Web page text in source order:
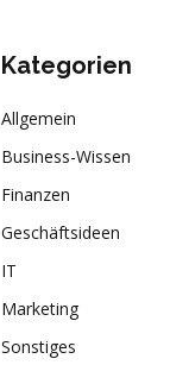
Kategorien
Allgemein
Business-Wissen
Finanzen
Geschäftsideen
IT
Marketing
Sonstiges